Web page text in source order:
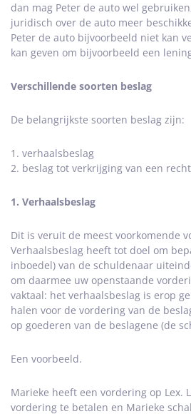
dan mag Peter de auto wel
juridisch over de auto meer
Peter de auto bijvoorbeeld niet kan
kan geven om bijvoorbeeld een
Verschillende soorten beslag
De belangrijkste soorten beslag zijn:
1. verhaalsbeslag
2. beslag tot verkrijging van een recht
1. Verhaalsbeslag
Dit is veruit de meest voorkomende
Verhaalsbeslag heeft tot doel om
inboedel) van de schuldenaar
om daarmee uw openstaande
vaktaal: het verhaalsbeslag is erop
halen voor de vordering van de
op goederen van de beslagene (de
Een voorbeeld.
Marieke heeft een vordering op Lex.
vordering te betalen en Marieke